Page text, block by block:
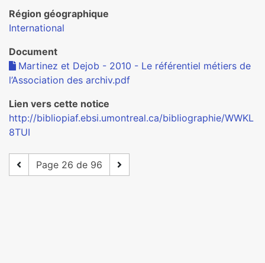
Région géographique
International
Document
Martinez et Dejob - 2010 - Le référentiel métiers de
l’Association des archiv.pdf
Lien vers cette notice
http://bibliopiaf.ebsi.umontreal.ca/bibliographie/WWKL
8TUI
Page 26 de 96